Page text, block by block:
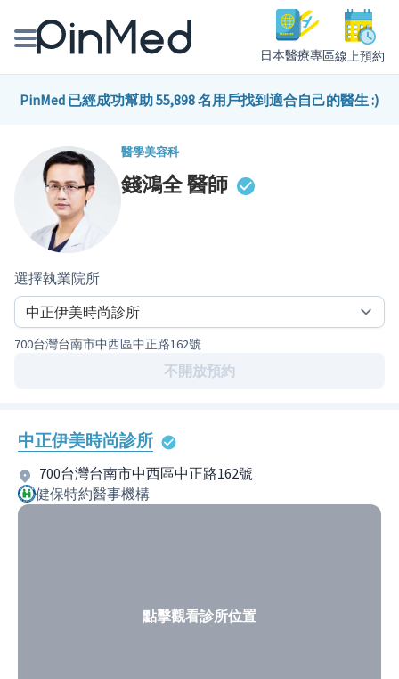
日本醫療專區線上預約
線上預約醫師、院所
醫師專欄專訪
健康主題館
PinMed 已經成功幫助 55,898 名用戶找到適合自己的醫生 :)
醫學美容科
錢鴻全醫師
選擇執業院所
700台灣台南市中西區中正路162號
不開放預約
中正伊美時尚診所
700台灣台南市中西區中正路162號
健保特約醫事機構
點擊觀看診所位置